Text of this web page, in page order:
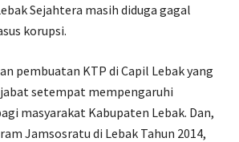
Sejahtera masih diduga gagal
korupsi.
pembuatan KTP di Capil Lebak yang
setempat mempengaruhi
masyarakat Kabupaten Lebak. Dan,
Jamsosratu di Lebak Tahun 2014,